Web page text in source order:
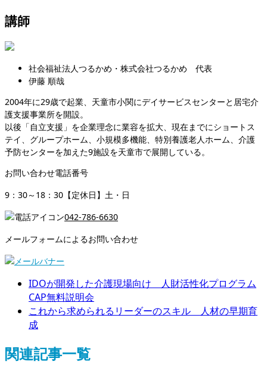
講師
社会福祉法人つるかめ・株式会社つるかめ 代表
伊藤 順哉
2004年に29歳で起業、天童市小関にデイサービスセンターと居宅介
護支援事業所を開設。
以後「自立支援」を企業理念に業容を拡大、現在までにショートス
テイ、グループホーム、小規模多機能、特別養護老人ホーム、介護
予防センターを加えた9施設を天童市で展開している。
お問い合わせ電話番号
9：30～18：30【定休日】土・日
042-786-6630
メールフォームによるお問い合わせ
IDOが開発した介護現場向け 人財活性化プログラム
CAP無料説明会
これから求められるリーダーのスキル 人材の早期育
成
関連記事一覧